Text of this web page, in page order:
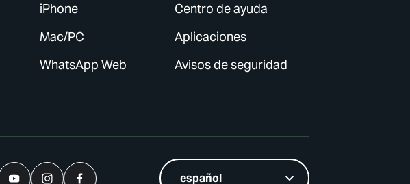
iPhone
Mac/PC
WhatsApp Web
Centro de ayuda
Aplicaciones
Avisos de seguridad